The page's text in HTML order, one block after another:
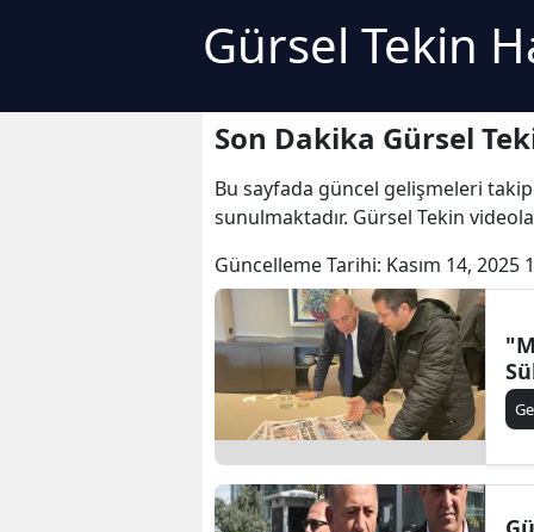
Gürsel Tekin
Son Dakika Gürsel
Bu sayfada güncel gelişmeleri
sunulmaktadır. Gürsel Tekin
Güncelleme Tarihi: Kasım 14, 2025